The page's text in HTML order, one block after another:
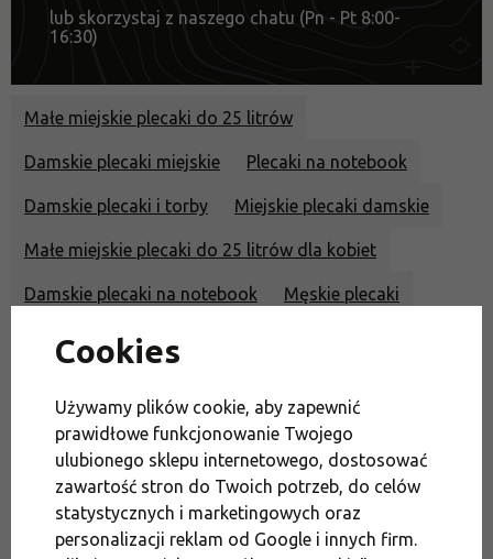
lub skorzystaj z naszego chatu (Pn - Pt 8:00-
16:30)
Małe miejskie plecaki do 25 litrów
Damskie plecaki miejskie Plecaki na notebook
Damskie plecaki i torby Miejskie plecaki damskie
Małe miejskie plecaki do 25 litrów dla kobiet
Damskie plecaki na notebook Męskie plecaki
Miejskie plecaki dla mężczyzn
Męskie plecaki na notebook Promocje
Moda i podróże Torby i plecaki do miasta
Na czas wolny Wyprzedaż
Cookies
Używamy plików cookie, aby zapewnić
prawidłowe funkcjonowanie Twojego
ulubionego sklepu internetowego, dostosować
zawartość stron do Twoich potrzeb, do celów
statystycznych i marketingowych oraz
personalizacji reklam od Google i innych firm.